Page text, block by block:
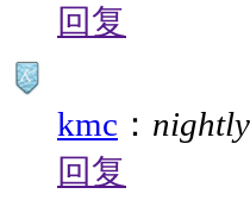
回复
kmc ：
回复